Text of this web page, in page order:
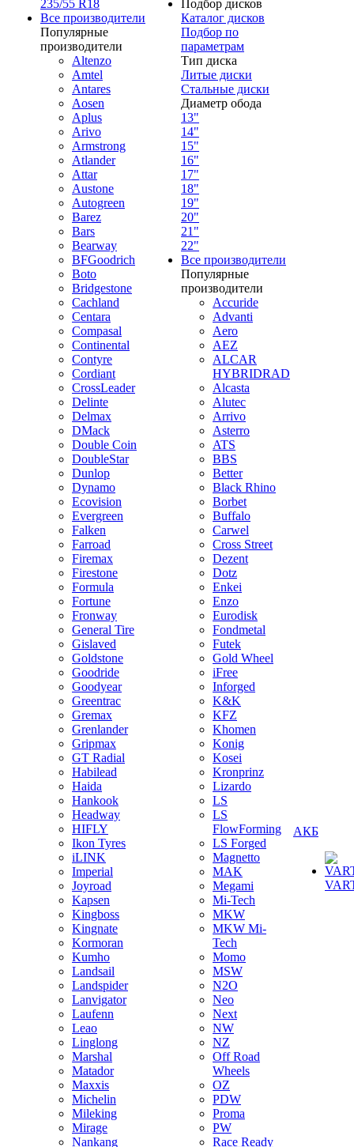
235/55 R18
Все производители
Популярные
производители
Altenzo
Amtel
Antares
Aosen
Aplus
Arivo
Armstrong
Atlander
Attar
Austone
Autogreen
Barez
Bars
Bearway
BFGoodrich
Boto
Bridgestone
Cachland
Centara
Compasal
Continental
Contyre
Cordiant
CrossLeader
Delinte
Delmax
DMack
Double Coin
DoubleStar
Dunlop
Dynamo
Ecovision
Evergreen
Falken
Farroad
Firemax
Firestone
Formula
Fortune
Fronway
General Tire
Gislaved
Goldstone
Goodride
Goodyear
Greentrac
Gremax
Grenlander
Gripmax
GT Radial
Habilead
Haida
Hankook
Headway
HIFLY
Ikon Tyres
iLINK
Imperial
Joyroad
Kapsen
Kingboss
Kingnate
Kormoran
Kumho
Landsail
Landspider
Lanvigator
Laufenn
Leao
Linglong
Marshal
Matador
Maxxis
Michelin
Mileking
Mirage
Nankang
Подбор дисков
Каталог дисков
Подбор по
параметрам
Тип диска
Литые диски
Стальные диски
Диаметр обода
13"
14"
15"
16"
17"
18"
19"
20"
21"
22"
Все производители
Популярные
производители
Accuride
Advanti
Aero
AEZ
ALCAR
HYBRIDRAD
Alcasta
Alutec
Arrivo
Asterro
ATS
BBS
Better
Black Rhino
Borbet
Buffalo
Carwel
Cross Street
Dezent
Dotz
Enkei
Enzo
Eurodisk
Fondmetal
Futek
Gold Wheel
iFree
Inforged
K&K
KFZ
Khomen
Konig
Kosei
Kronprinz
Lizardo
LS
LS
FlowForming
LS Forged
Magnetto
MAK
Megami
Mi-Tech
MKW
MKW Mi-
Tech
Momo
MSW
N2O
Neo
Next
NW
NZ
Off Road
Wheels
OZ
PDW
Proma
PW
Race Ready
АКБ